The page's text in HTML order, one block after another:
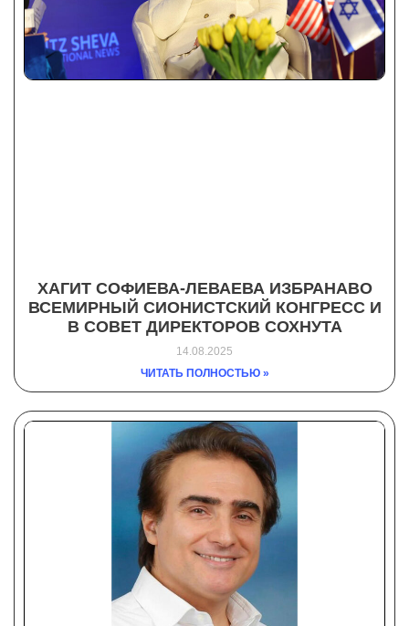
ХАГИТ СОФИЕВА-ЛЕВАЕВА ИЗБРАНАВО
ВСЕМИРНЫЙ СИОНИСТСКИЙ КОНГРЕСС И
В СОВЕТ ДИРЕКТОРОВ СОХНУТА
14.08.2025
ЧИТАТЬ ПОЛНОСТЬЮ »